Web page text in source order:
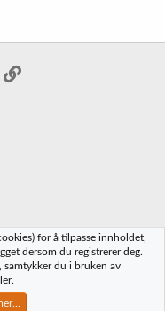
post
Ltd.
for å tilpasse innholdet,
dersom du registrerer deg.
samtykker du i bruken av